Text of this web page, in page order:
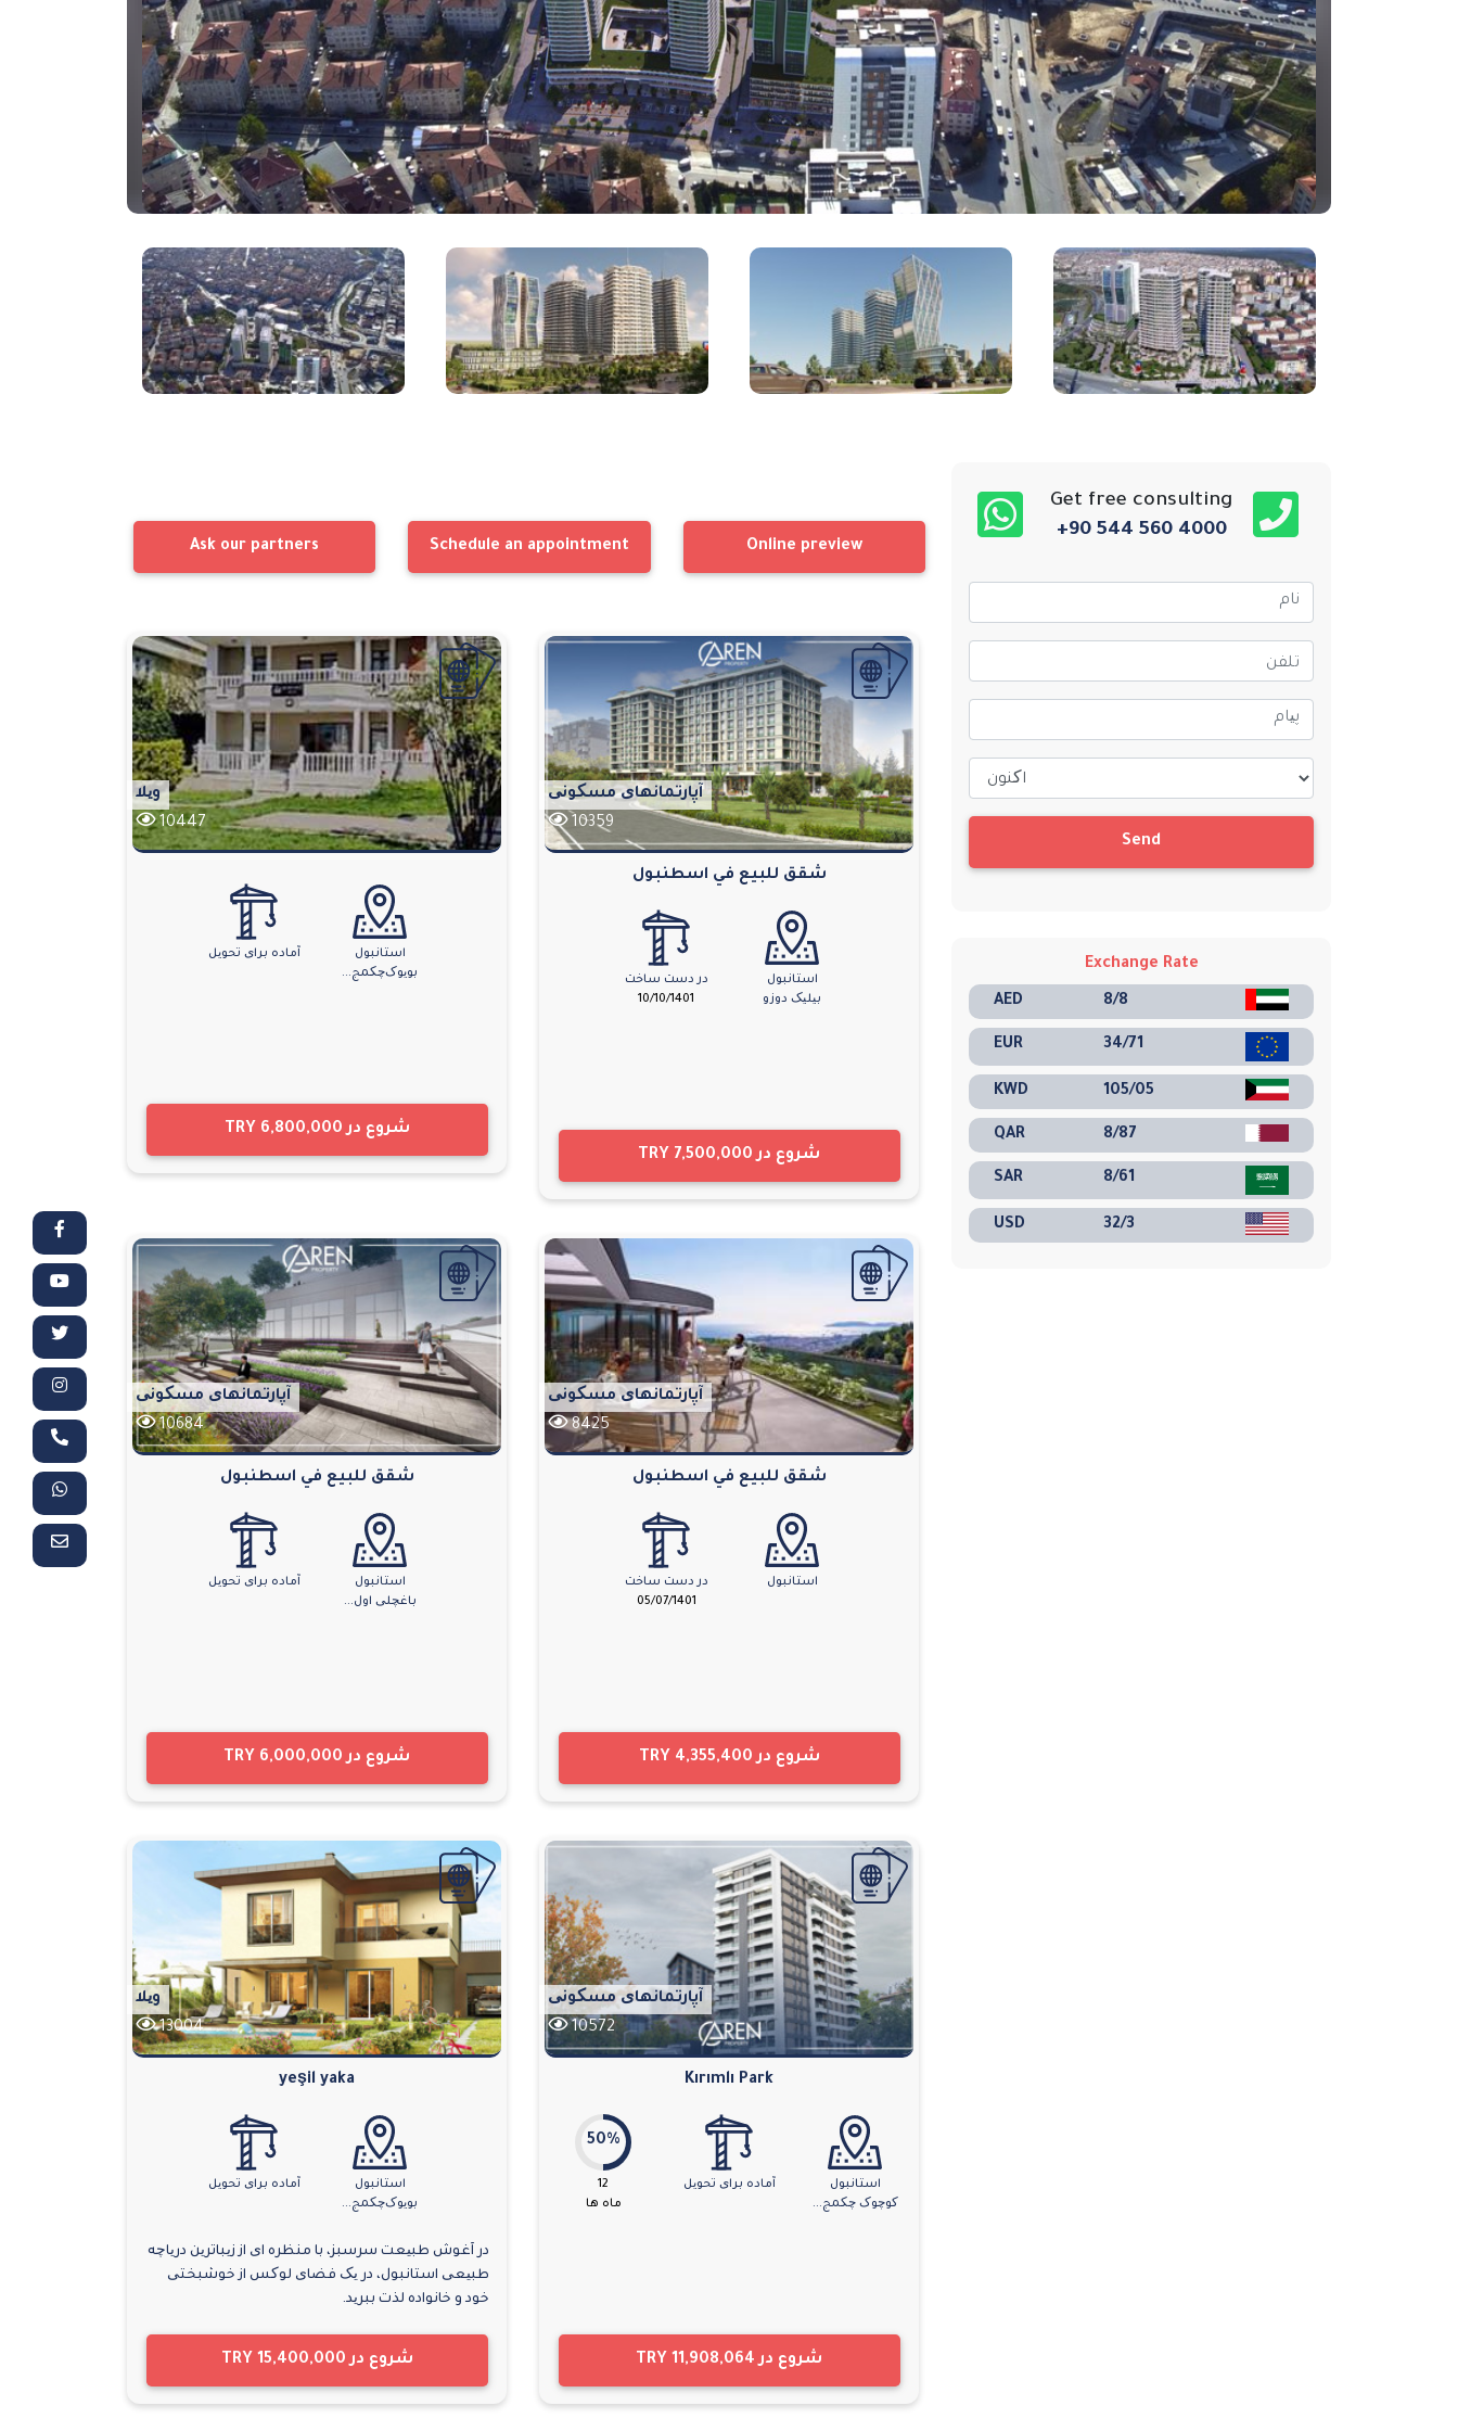
Ask our partners Schedule an appointment Online preview
ویلا
10447
استانبول
بویوک‌چکمج...
آماده برای تحویل
شروع در TRY 6,800,000
آپارتمانهای مسکونی
10359
شقق للبيع في اسطنبول
استانبول
بیلیک دوزو
در دست ساخت
10/10/1401
شروع در TRY 7,500,000
آپارتمانهای مسکونی
10684
شقق للبيع في اسطنبول
استانبول
باغچلی اول...
آماده برای تحویل
شروع در TRY 6,000,000
آپارتمانهای مسکونی
8425
شقق للبيع في اسطنبول
استانبول
در دست ساخت
05/07/1401
شروع در TRY 4,355,400
ویلا
13004
yeşil yaka
استانبول
بویوک‌چکمج...
آماده برای تحویل
در آغوش طبیعت سرسبز، با منظره ای از زیباترین دریاچه
طبیعی استانبول، در یک فضای لوکس از خوشبختی
خود و خانواده لذت ببرید.
شروع در TRY 15,400,000
آپارتمانهای مسکونی
10572
Kırımlı Park
استانبول
کوچوک چکمج...
آماده برای تحویل
50%
12
ماه ها
شروع در TRY 11,908,064
Get free consulting
+90 544 560 4000
Send
Exchange Rate
AED 8/8
EUR 34/71
KWD 105/05
QAR 8/87
SAR 8/61
USD 32/3